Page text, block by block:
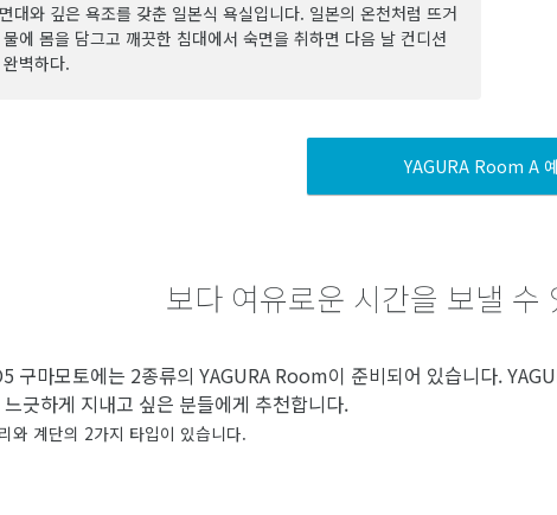
대와 깊은 욕조를 갖춘 일본식 욕실입니다. 일본의 온천처럼 뜨거
에 몸을 담그고 깨끗한 침대에서 숙면을 취하면 다음 날 컨디션
벽하다.
YAGURA Room A
보다 여유로운 시간을 보낼 수
구마모토에는 2종류의 YAGURA Room이 준비되어 있습니다.
느긋하게 지내고 싶은 분들에게 추천합니다.
와 계단의 2가지 타입이 있습니다.